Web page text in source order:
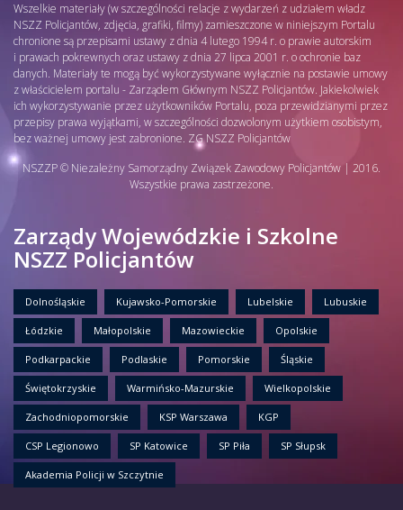
Wszelkie materiały (w szczególności relacje z wydarzeń z udziałem władz
NSZZ Policjantów, zdjęcia, grafiki, filmy) zamieszczone w niniejszym Portalu
chronione są przepisami ustawy z dnia 4 lutego 1994 r. o prawie autorskim
i prawach pokrewnych oraz ustawy z dnia 27 lipca 2001 r. o ochronie baz
danych. Materiały te mogą być wykorzystywane wyłącznie na postawie umowy
z właścicielem portalu - Zarządem Głównym NSZZ Policjantów. Jakiekolwiek
ich wykorzystywanie przez użytkowników Portalu, poza przewidzianymi przez
przepisy prawa wyjątkami, w szczególności dozwolonym użytkiem osobistym,
bez ważnej umowy jest zabronione. ZG NSZZ Policjantów
NSZZP © Niezależny Samorządny Związek Zawodowy Policjantów | 2016.
Wszystkie prawa zastrzeżone.
Zarządy Wojewódzkie i Szkolne
NSZZ Policjantów
Dolnośląskie Kujawsko-Pomorskie Lubelskie Lubuskie
Łódzkie Małopolskie Mazowieckie Opolskie
Podkarpackie Podlaskie Pomorskie Śląskie
Świętokrzyskie Warmińsko-Mazurskie Wielkopolskie
Zachodniopomorskie KSP Warszawa KGP
CSP Legionowo SP Katowice SP Piła SP Słupsk
Akademia Policji w Szczytnie